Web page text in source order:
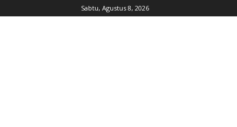
Sabtu, Agustus 8, 2026